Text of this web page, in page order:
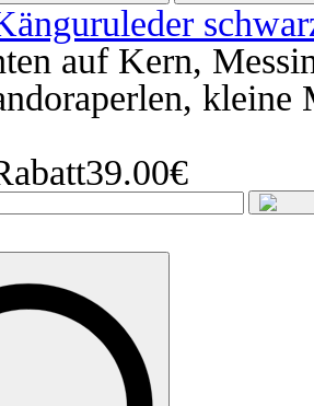
auf Kern,
kleine
39.00€